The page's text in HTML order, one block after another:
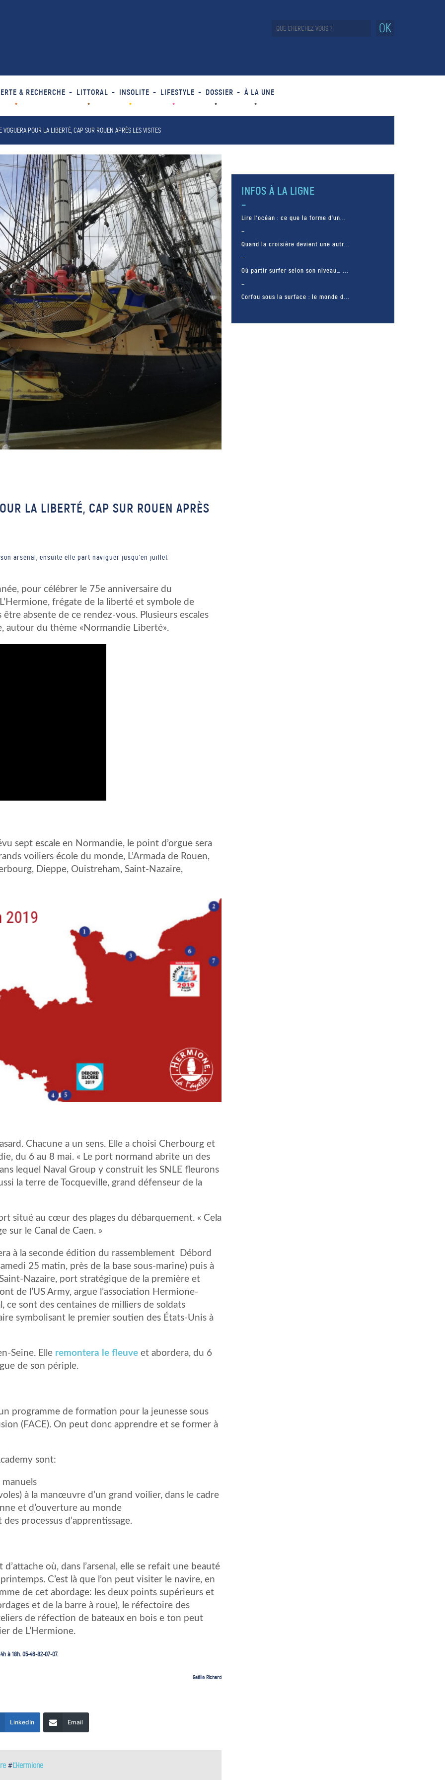
OK
& RECHERCHE LITTORAL INSOLITE LIFESTYLE DOSSIER À LA UNE
VOGUERA POUR LA LIBERTÉ, CAP SUR ROUEN APRÈS LES VISITES
LA LIBERTÉ, CAP SUR ROUEN APRÈS
arsenal, ensuite elle part naviguer jusqu'en juillet
pour célébrer le 75e anniversaire du
frégate de la liberté et symbole de
absente de ce rendez-vous. Plusieurs escales
autour du thème «Normandie Liberté».
sept escale en Normandie, le point d’orgue sera
voiliers école du monde, L’Armada de Rouen,
Dieppe, Ouistreham, Saint-Nazaire,
Chacune a un sens. Elle a choisi Cherbourg et
du 6 au 8 mai. « Le port normand abrite un des
lequel Naval Group y construit les SNLE fleurons
la terre de Tocqueville, grand défenseur de la
situé au cœur des plages du débarquement. « Cela
sur le Canal de Caen. »
à la seconde édition du rassemblement Débord
25 matin, près de la base sous-marine) puis à
Nazaire, port stratégique de la première et
de l’US Army, argue l’association Hermione-
sont des centaines de milliers de soldats
symbolisant le premier soutien des États-Unis à
Seine. Elle remontera le fleuve et abordera, du 6
de son périple.
programme de formation pour la jeunesse sous
(FACE). On peut donc apprendre et se former à
sont:
à la manœuvre d’un grand voilier, dans le cadre
et d’ouverture au monde
processus d’apprentissage.
où, dans l’arsenal, elle se refait une beauté
C’est là que l’on peut visiter le navire, en
de cet abordage: les deux points supérieurs et
et de la barre à roue), le réfectoire des
de réfection de bateaux en bois e ton peut
de L’Hermione.
à 18h. 05-46-82-07-07.
Gaëlle Richard
LinkedIn Email
#L'Hermione
INFOS À LA LIGNE
Lire l’océan : ce que la forme d’un...
Quand la croisière devient une autr...
Où partir surfer selon son niveau… ...
Corfou sous la surface : le monde d...